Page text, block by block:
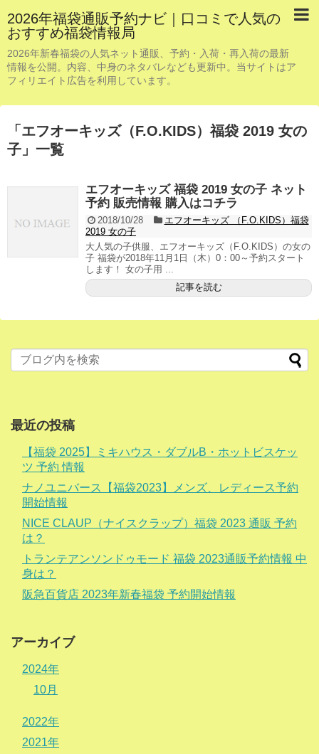
2026年福袋通販予約ナビ｜口コミで人気の
おすすめ福袋情報局
2026年新春福袋の人気ネット通販、予約・入荷・再入荷の最新
情報を公開。内容、中身のネタバレなども更新中。当サイトはア
フィリエイト広告を利用しています。
「 エフオーキッズ（F.O.KIDS）福袋 2019 女の
子 」 一覧
エフオーキッズ 福袋 2019 女の子 ネット
予約 販売情報 購入はコチラ
2018/10/28
エフオーキッズ （F.O.KIDS）福袋
2019 女の子
大人気の子供服、エフオーキッズ（F.O.KIDS）の女の
子 福袋が2018年11月1日（木）0：00～予約スタート
します！ 女の子用 ...
記事を読む
最近の投稿
【福袋 2025】ミキハウス・ダブルB・ホットビスケッ
ツ 予約 情報
ナノユニバース【福袋2023】メンズ、レディース予約
開始情報
NICE CLAUP（ナイスクラップ）福袋 2023 通販 予約
は？
トランテアンソンドゥモード 福袋 2023通販予約情報 中
身は？
阪急百貨店 2023年新春福袋 予約開始情報
アーカイブ
2024年
10月
2022年
2021年